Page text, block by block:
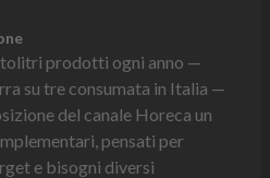
prodotti ogni anno —
su tre consumata in Italia —
del canale Horeca un
pensati per
e bisogni diversi